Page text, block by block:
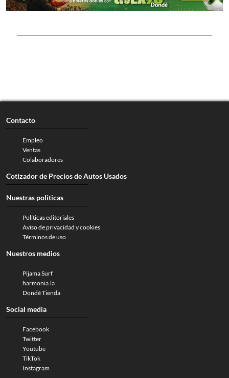
Contacto
Empleo
Ventas
Colaboradores
Cotizador de Precios de Autos Usados
Nuestras politicas
Políticas editoriales
Aviso de privacidad y cookies
Términos de uso
Nuestros medios
Pijama Surf
harmonia.la
Dondé Tienda
Social media
Facebook
Twitter
Youtube
TikTok
Instagram